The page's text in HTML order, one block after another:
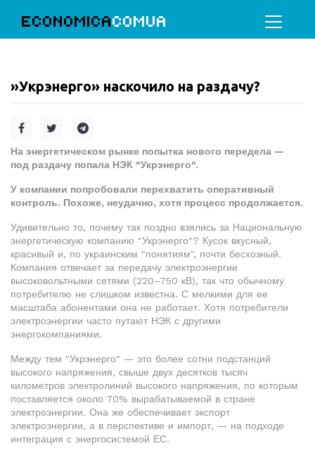
ECONOMICACOMUA
»Укрэнерго» наскочило на раздачу?
На энергетическом рынке попытка нового передела —
под раздачу попала НЭК "Укрэнерго".
У компании попробовали перехватить оперативный
контроль. Похоже, неудачно, хотя процесс продолжается.
Удивительно то, почему так поздно взялись за Национальную
энергетическую компанию "Укрэнерго"? Кусок вкусный,
красивый и, по украинским "понятиям", почти бесхозный.
Компания отвечает за передачу электроэнергии
высоковольтными сетями (220–750 кВ), так что обычному
потребителю не слишком известна. С мелкими для ее
масштаба абонентами она не работает. Хотя потребители
электроэнергии часто путают НЭК с другими
энергокомпаниями.
Между тем "Укрэнерго" — это более сотни подстанций
высокого напряжения, свыше двух десятков тысяч
километров электролиний высокого напряжения, по которым
поставляется около 70% вырабатываемой в стране
электроэнергии. Она же обеспечивает экспорт
электроэнергии, а в перспективе и импорт, — на подходе
интеграция с энергосистемой ЕС.